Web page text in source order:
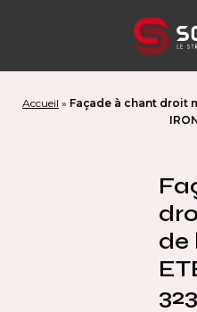
Accueil » Façade à chant droit
de